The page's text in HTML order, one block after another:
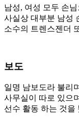
남성, 여성 모두 손
사실상 대부분 남성
소수의 트렌스젠더
보도
일명 남보도라 불리
사무실이 따로 있으
선수 활동 하는 것을